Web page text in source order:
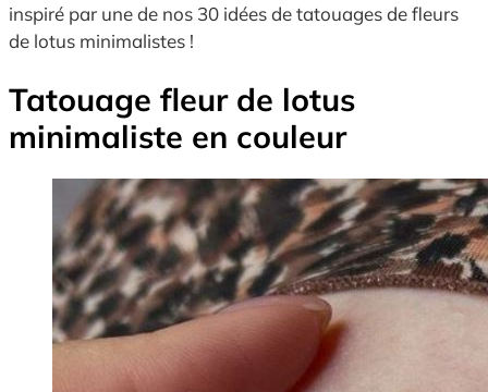
inspiré par une de nos 30 idées de tatouages de fleurs
de lotus minimalistes !
Tatouage fleur de lotus
minimaliste en couleur